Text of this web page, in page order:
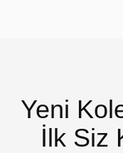
Yeni
İlk Siz